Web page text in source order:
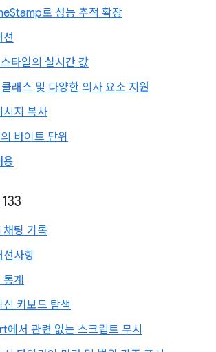
로 성능 추적 확장
타일의 실시간 값
래스 및 다양한 의사 요소 지원
시지 복사
바이트 단위
용
팅 기록
선사항
계
키보드 탐색
에서 관련 없는 스크립트 무시